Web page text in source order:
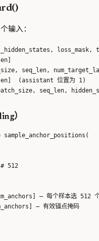
输入：
loss_mask,
seq_len,
(assistant 位置为 1)
）
512
— 每个样本选 512 个